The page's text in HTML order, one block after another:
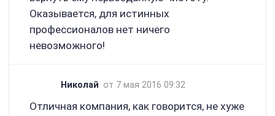
Оказывается, для истинных
профессионалов нет ничего
невозможного!
Николай от 7 мая 2016 09:32
Отличная компания, как говорится, не хуже